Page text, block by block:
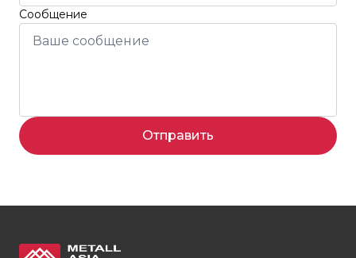
Сообщение
Отправить